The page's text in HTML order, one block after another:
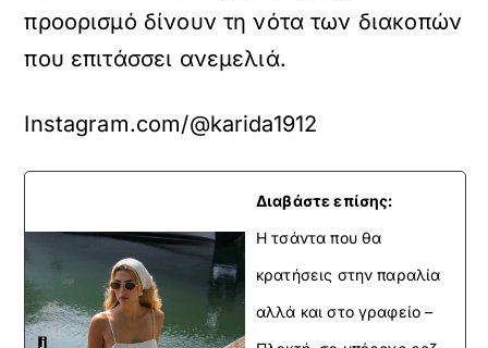
προορισμό δίνουν τη νότα των διακοπών
που επιτάσσει ανεμελιά.
Instagram.com/@karida1912
Διαβάστε επίσης:
H τσάντα που θα
κρατήσεις στην παραλία
αλλά και στο γραφείο –